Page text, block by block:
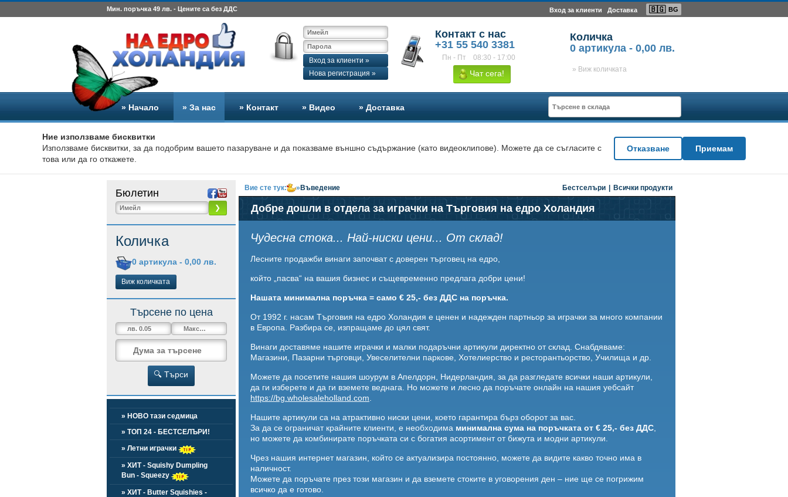
Мин. поръчка 49 лв. - Цените са без ДДС Вход за клиенти Доставка 🇧🇬 BG
Вход за клиенти »
Нова регистрация »
Контакт с нас
+31 55 540 3381
Пн - Пт 08:30 - 17:00
Чат сега!
Количка
0 артикула - 0,00 лв.
» Виж количката
» Начало » За нас » Контакт » Видео » Доставка
Ние използваме бисквитки
Използваме бисквитки, за да подобрим вашето пазаруване и да показваме външно съдържание (като видеоклипове). Можете да се съгласите с
това или да го откажете.
Отказване Приемам
Бюлетин
❯
Количка
0 артикула - 0,00 лв.
Виж количката
Търсене по цена
🔍 Търси
» НОВО тази седмица
» ТОП 24 - БЕСТСЕЛЪРИ!
» Летни играчки
» ХИТ - Squishy Dumpling
Bun - Squeezy
» ХИТ - Butter Squishies -
Вие сте тук: » Въведение Бестселъри Всички продукти
Добре дошли в отдела за играчки на Търговия на едро Холандия
Чудесна стока... Най-ниски цени... От склад!
Лесните продажби винаги започват с доверен търговец на едро,
който „пасва“ на вашия бизнес и същевременно предлага добри цени!
Нашата минимална поръчка = само € 25,- без ДДС на поръчка.
От 1992 г. насам Търговия на едро Холандия е ценен и надежден партньор за играчки за много компании
в Европа. Разбира се, изпращаме до цял свят.
Винаги доставяме нашите играчки и малки подаръчни артикули директно от склад. Снабдяваме:
Магазини, Пазарни търговци, Увеселителни паркове, Хотелиерство и ресторантьорство, Училища и др.
Можете да посетите нашия шоурум в Апелдорн, Нидерландия, за да разгледате всички наши артикули,
да ги изберете и да ги вземете веднага. Но можете и лесно да поръчате онлайн на нашия уебсайт
https://bg.wholesaleholland.com
Нашите артикули са на атрактивно ниски цени, което гарантира бърз оборот за вас.
За да се ограничат крайните клиенти, е необходима минимална сума на поръчката от € 25,- без ДДС
но можете да комбинирате поръчката си с богатия асортимент от бижута и модни артикули.
Чрез нашия интернет магазин, който се актуализира постоянно, можете да видите какво точно има в
наличност.
Можете да поръчате през този магазин и да вземете стоките в уговорения ден – ние ще се погрижим
всичко да е готово.